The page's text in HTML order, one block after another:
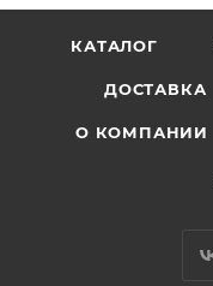
КАТАЛОГ
ДОСТАВКА
О КОМПАНИИ